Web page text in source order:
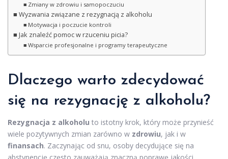
Zmiany w zdrowiu i samopoczuciu
Wyzwania związane z rezygnacją z alkoholu
Motywacja i poczucie kontroli
Jak znaleźć pomoc w rzuceniu picia?
Wsparcie profesjonalne i programy terapeutyczne
Dlaczego warto zdecydować
się na rezygnację z alkoholu?
Rezygnacja z alkoholu to istotny krok, który może przynieść
wiele pozytywnych zmian zarówno w zdrowiu, jak i w
finansach. Zaczynając od snu, osoby decydujące się na